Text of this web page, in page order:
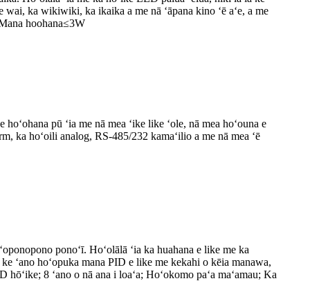
wai, ka wikiwiki, ka ikaika a me nā ʻāpana kino ʻē aʻe, a me
hoohana≤3W
pū ʻia me nā mea ʻike like ʻole, nā mea hoʻouna e
ka hoʻoili analog, RS-485/232 kamaʻilio a me nā mea ʻē
ponoʻī. Hoʻolālā ʻia ka huahana e like me ka
ʻano hoʻopuka mana PID e like me kekahi o kēia manawa,
8 ʻano o nā ana i loaʻa; Hoʻokomo paʻa maʻamau; Ka